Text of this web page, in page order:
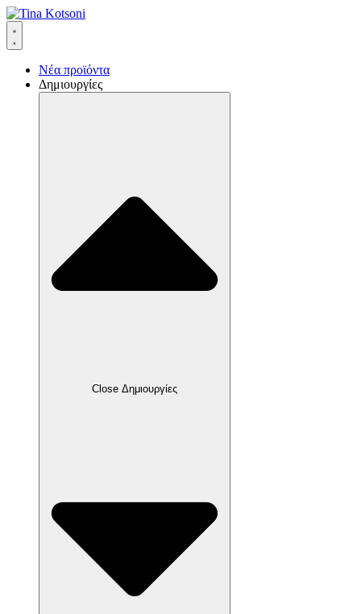
Νέα προϊόντα
Δημιουργίες
Close Δημιουργίες